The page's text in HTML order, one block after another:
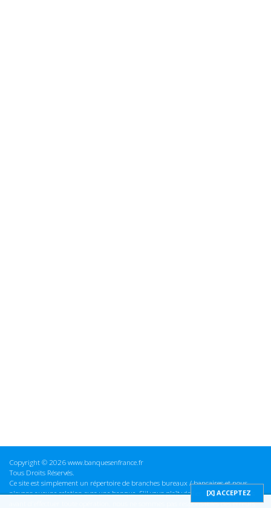
Copyright © 2026 www.banquesenfrance.fr
Tous Droits Réservés.
Ce site est simplement un répertoire de branches bureaux / bancaires et nous
n'avons aucune relation avec une banque. S'il vous plaît vérifier ces informations
avant d'effectuer toute opération, nous ne sommes pas responsables des erreurs